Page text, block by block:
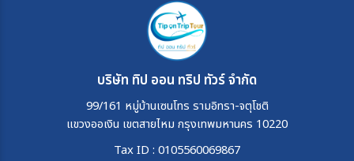
บริษัท ทิป ออน ทริป ทัวร์ จำกัด
99/161 หมู่บ้านเซนโทร รามอิทรา-จตุโชติ
แขวงออเงิน เขตสายไหม กรุงเทพมหานคร 10220
Tax ID : 0105560069867